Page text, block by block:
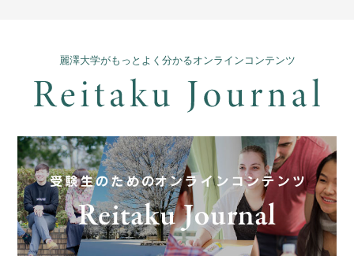
麗澤大学がもっとよく分かるオンラインコンテンツ